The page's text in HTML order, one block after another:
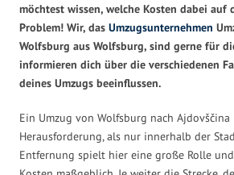
möchtest wissen, welche Kosten dabei auf
Problem! Wir, das Umzugsunternehmen
Wolfsburg aus Wolfsburg, sind gerne für
informieren dich über die verschiedenen
deines Umzugs beeinflussen.
Ein Umzug von Wolfsburg nach
Herausforderung, als nur innerhalb der
Entfernung spielt hier eine große Rolle